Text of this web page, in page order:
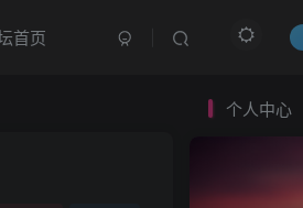
首页
个人中心